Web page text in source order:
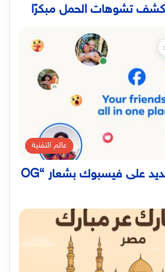
يكشف تشوهات الحمل مبكرًا
عالم التقنية
تبويب الأصدقاء الجديد على فيسبوك بشعار “OG